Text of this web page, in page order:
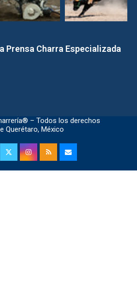
Prensa Charra Especializada
– Todos los derechos
Querétaro, México